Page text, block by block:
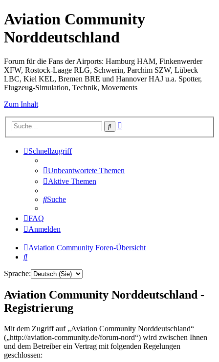
Aviation Community
Norddeutschland
Forum für die Fans der Airports: Hamburg HAM, Finkenwerder
XFW, Rostock-Laage RLG, Schwerin, Parchim SZW, Lübeck
LBC, Kiel KEL, Bremen BRE und Hannover HAJ u.a. Spotter,
Flugzeug-Simulation, Technik, Movements
Zum Inhalt
Suche
Schnellzugriff
Unbeantwortete Themen
Aktive Themen
Suche
FAQ
Anmelden
Aviation Community Foren-Übersicht
Suche
Sprache:
Aviation Community Norddeutschland -
Registrierung
Mit dem Zugriff auf „Aviation Community Norddeutschland“
(„http://aviation-community.de/forum-nord“) wird zwischen Ihnen
und dem Betreiber ein Vertrag mit folgenden Regelungen
geschlossen: